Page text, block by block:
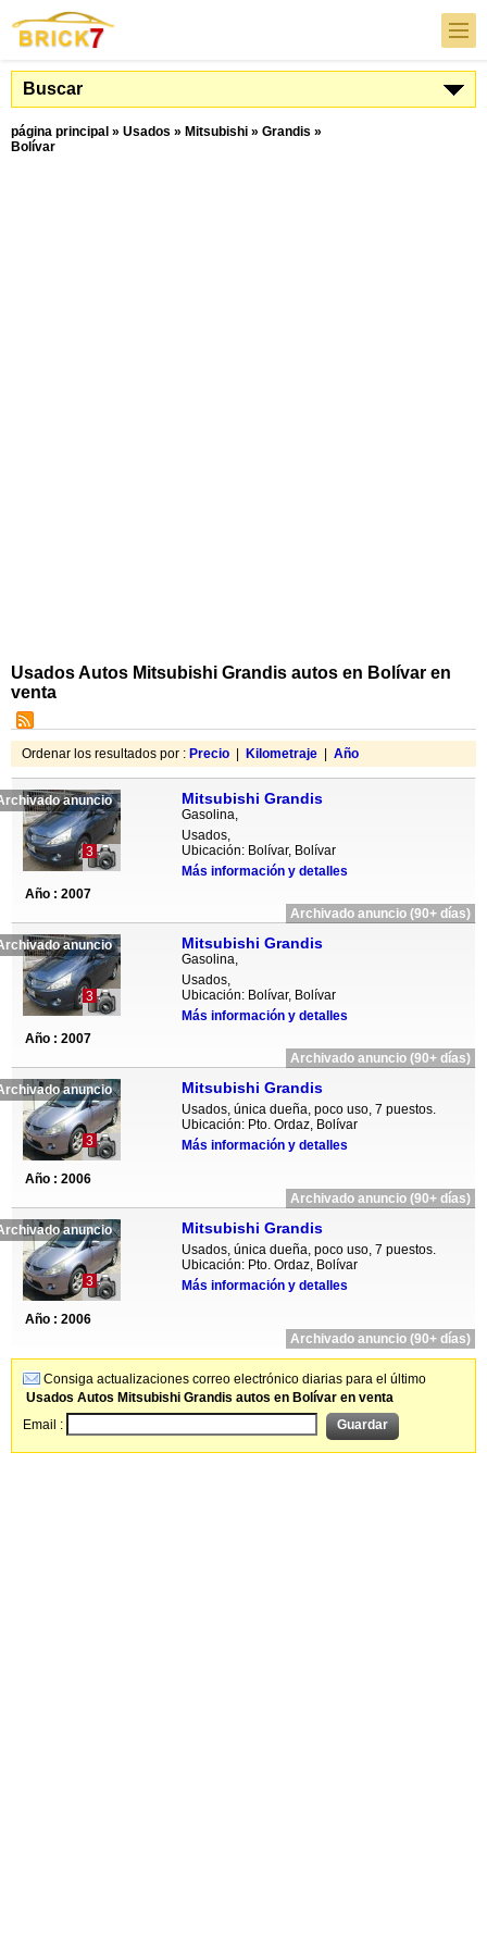
Buscar
página principal » Usados » Mitsubishi » Grandis »
Bolívar
Usados Autos Mitsubishi Grandis autos en Bolívar en
venta
Ordenar los resultados por : Precio Kilometraje Año
anuncio
3
Mitsubishi Grandis
Gasolina,
Usados,
Ubicación: Bolívar, Bolívar
Más información y detalles
Año : 2007
Archivado anuncio (90+ días)
anuncio
3
Mitsubishi Grandis
Gasolina,
Usados,
Ubicación: Bolívar, Bolívar
Más información y detalles
Año : 2007
Archivado anuncio (90+ días)
anuncio
3
Mitsubishi Grandis
Usados, única dueña, poco uso, 7 puestos.
Ubicación: Pto. Ordaz, Bolívar
Más información y detalles
Año : 2006
Archivado anuncio (90+ días)
anuncio
3
Mitsubishi Grandis
Usados, única dueña, poco uso, 7 puestos.
Ubicación: Pto. Ordaz, Bolívar
Más información y detalles
Año : 2006
Archivado anuncio (90+ días)
Consiga actualizaciones correo electrónico diarias para el último
Usados Autos Mitsubishi Grandis autos en Bolívar en venta
Email :